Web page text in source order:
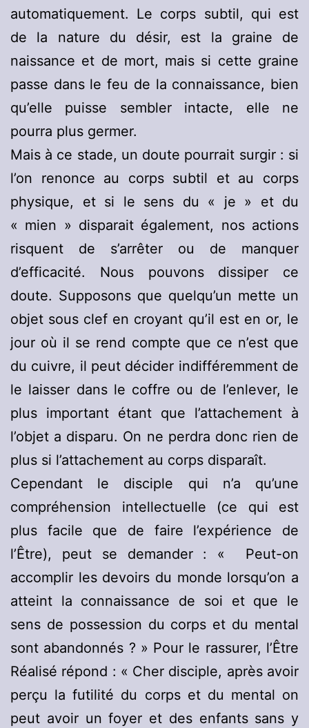
automatiquement. Le corps subtil, qui est
de la nature du désir, est la graine de
naissance et de mort, mais si cette graine
passe dans le feu de la connaissance, bien
qu’elle puisse sembler intacte, elle ne
pourra plus germer.
Mais à ce stade, un doute pourrait surgir : si
l’on renonce au corps subtil et au corps
physique, et si le sens du « je » et du
« mien » disparait également, nos actions
risquent de s’arrêter ou de manquer
d’efficacité. Nous pouvons dissiper ce
doute. Supposons que quelqu’un mette un
objet sous clef en croyant qu’il est en or, le
jour où il se rend compte que ce n’est que
du cuivre, il peut décider indifféremment de
le laisser dans le coffre ou de l’enlever, le
plus important étant que l’attachement à
l’objet a disparu. On ne perdra donc rien de
plus si l’attachement au corps disparaît.
Cependant le disciple qui n’a qu’une
compréhension intellectuelle (ce qui est
plus facile que de faire l’expérience de
l’Être), peut se demander : « Peut-on
accomplir les devoirs du monde lorsqu’on a
atteint la connaissance de soi et que le
sens de possession du corps et du mental
sont abandonnés ? » Pour le rassurer, l’Être
Réalisé répond : « Cher disciple, après avoir
perçu la futilité du corps et du mental on
peut avoir un foyer et des enfants sans y